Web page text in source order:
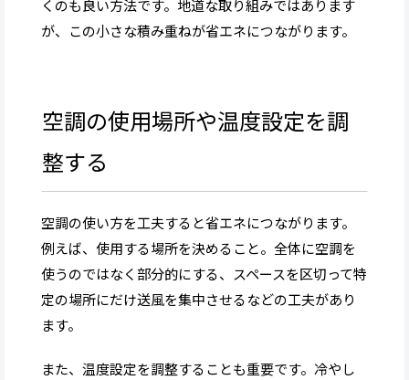
くのも良い方法です。地道な取り組みではあります
が、この小さな積み重ねが省エネにつながります。
空調の使用場所や温度設定を調
整する
空調の使い方を工夫すると省エネにつながります。
例えば、使用する場所を決めること。全体に空調を
使うのではなく部分的にする、スペースを区切って特
定の場所にだけ送風を集中させるなどの工夫があり
ます。
また、温度設定を調整することも重要です。冷やし